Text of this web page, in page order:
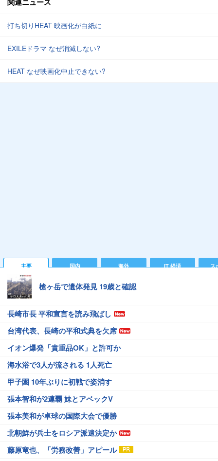
打ち切りHEAT 映画化が白紙に
EXILEドラマ なぜ消滅しない?
HEAT なぜ映画化中止できない?
主要 国内 海外 IT 経済 ス
槍ヶ岳で遺体発見 19歳と確認
長崎市長 平和宣言を読み飛ばし
台湾代表、長崎の平和式典を欠席
イオン爆発「貴重品OK」と許可か
海水浴で3人が流される 1人死亡
甲子園 10年ぶりに初戦で姿消す
張本智和が2連覇 妹とアベックV
張本美和が卓球の国際大会で優勝
北朝鮮が兵士をロシア派遣決定か
藤原竜也、「労務改善」アピール